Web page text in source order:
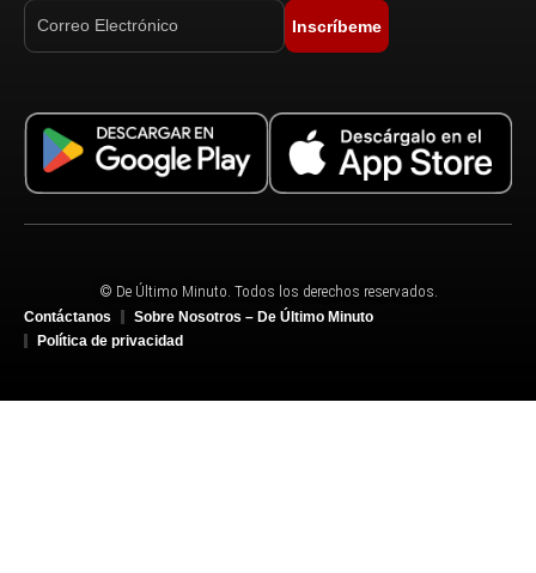
Inscríbeme
© De Último Minuto. Todos los derechos reservados.
Contáctanos
Sobre Nosotros – De Último Minuto
Política de privacidad